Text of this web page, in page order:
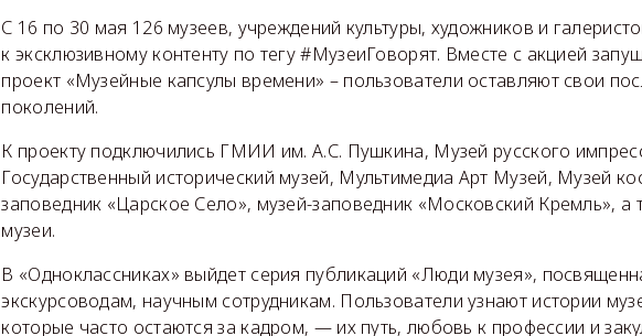
С 16 по 30 мая 126 музеев, учреждений культуры, художников и
к эксклюзивному контенту по тегу #МузеиГоворят. Вместе с акцией
проект «Музейные капсулы времени» – пользователи оставляют свои
поколений.
К проекту подключились ГМИИ им. А.С. Пушкина, Музей русского
Государственный исторический музей, Мультимедиа Арт Музей, Музей
заповедник «Царское Село», музей-заповедник «Московский Кремль», а
музеи.
В «Одноклассниках» выйдет серия публикаций «Люди музея»,
экскурсоводам, научным сотрудникам. Пользователи узнают истории
которые часто остаются за кадром, — их путь, любовь к профессии и